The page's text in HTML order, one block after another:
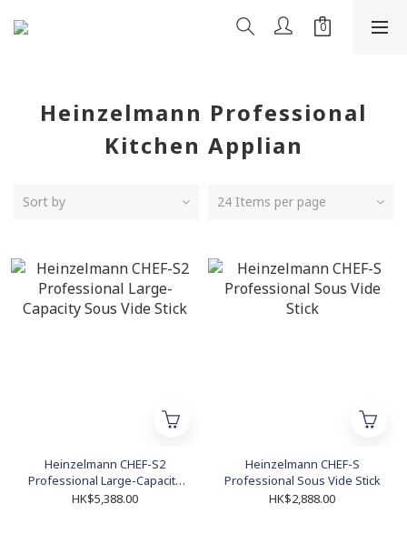
Heinzelmann Professional
Kitchen Applian
Sort by 24 Items per page
Heinzelmann CHEF-S2
Professional Large-Capacity
Sous Vide Stick
HK$5,388.00
Heinzelmann CHEF-S
Professional Sous Vide Stick
HK$2,888.00